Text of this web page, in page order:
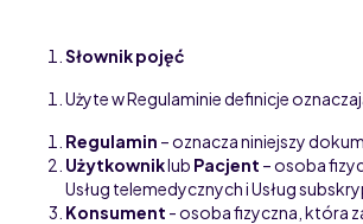
Słownik pojęć
Użyte w Regulaminie definicje
Regulamin – oznacza niniejszy
Użytkowniklub Pacjent – osoba
Usług telemedycznych iUsług
Konsument - osoba fizyczna, która